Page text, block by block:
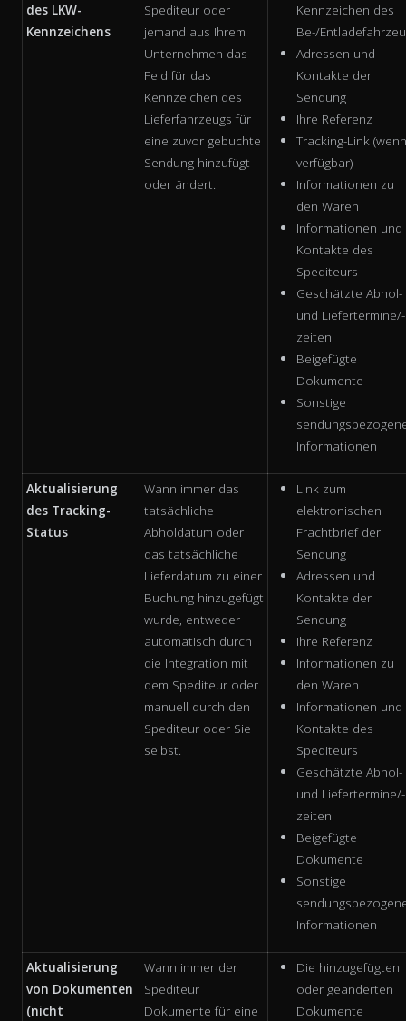
des LKW-
Kennzeichens
Spediteur oder
jemand aus Ihrem
Unternehmen das
Feld für das
Kennzeichen des
Lieferfahrzeugs für
eine zuvor gebuchte
Sendung hinzufügt
oder ändert.
Kennzeichen des
Be-/
Adressen und
Kontakte der
Sendung
Ihre Referenz
Tracking-Link
verfügbar)
Informationen zu
den Waren
Informationen und
Kontakte des
Spediteurs
Geschätzte Abhol-
und Liefertermine/-
zeiten
Beigefügte
Dokumente
Sonstige
Informationen
Aktualisierung
des Tracking-
Status
Wann immer das
tatsächliche
Abholdatum oder
das tatsächliche
Lieferdatum zu einer
Buchung hinzugefügt
wurde, entweder
automatisch durch
die Integration mit
dem Spediteur oder
manuell durch den
Spediteur oder Sie
selbst.
Link zum
elektronischen
Frachtbrief der
Sendung
Adressen und
Kontakte der
Sendung
Ihre Referenz
Informationen zu
den Waren
Informationen und
Kontakte des
Spediteurs
Geschätzte Abhol-
und Liefertermine/-
zeiten
Beigefügte
Dokumente
Sonstige
Informationen
Aktualisierung
von Dokumenten
(nicht
Wann immer der
Spediteur
Dokumente für eine
Die hinzugefügten
oder geänderten
Dokumente